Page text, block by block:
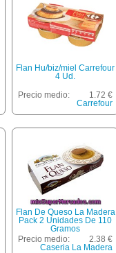
Flan Hu/biz/miel Carrefour
4 Ud.
Precio medio:
1.72 €
Carrefour
Flan De Queso La Madera
Pack 2 Unidades De 110
Gramos
Precio medio:
2.38 €
Caseria La Madera